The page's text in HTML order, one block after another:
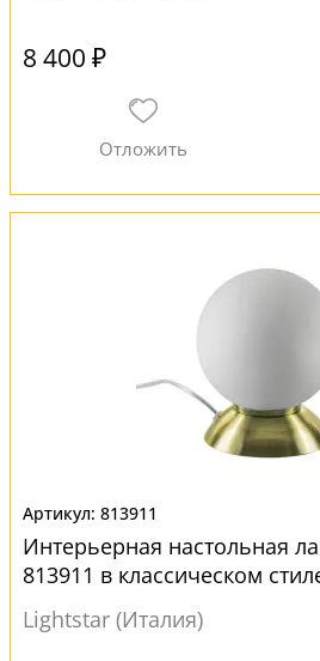
8 400 ₽
813911
Интерьерная настольная
813911 в классическом
Lightstar (Италия)